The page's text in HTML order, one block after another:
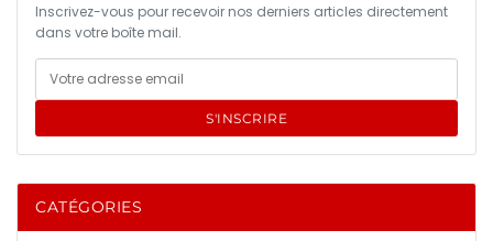
Inscrivez-vous pour recevoir nos derniers articles directement
dans votre boîte mail.
S'INSCRIRE
CATÉGORIES